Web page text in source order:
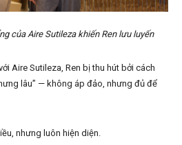
của Aire Sutileza khiến Ren lưu luyến
Aire Sutileza, Ren bị thu hút bởi cách
lâu” — không áp đảo, nhưng đủ để
nhưng luôn hiện diện.